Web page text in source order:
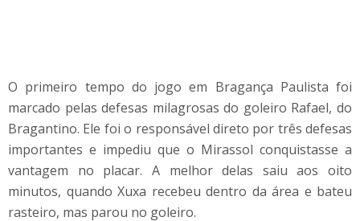
O primeiro tempo do jogo em Bragança Paulista foi
marcado pelas defesas milagrosas do goleiro Rafael, do
Bragantino. Ele foi o responsável direto por três defesas
importantes e impediu que o Mirassol conquistasse a
vantagem no placar. A melhor delas saiu aos oito
minutos, quando Xuxa recebeu dentro da área e bateu
rasteiro, mas parou no goleiro.